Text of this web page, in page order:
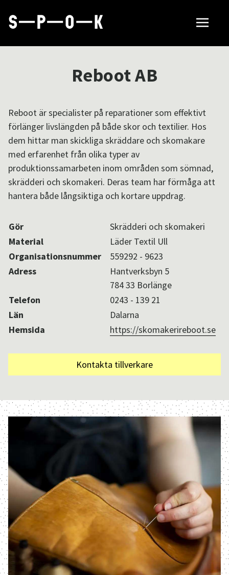
Hubbar
Om SPOK
Aktuellt i SPOK-nätverket
Reboot AB
Reboot är specialister på reparationer som effektivt
förlänger livslängden på både skor och textilier. Hos
dem hittar man skickliga skräddare och skomakare
med erfarenhet från olika typer av
produktionssamarbeten inom områden som sömnad,
skrädderi och skomakeri. Deras team har förmåga att
hantera både långsiktiga och kortare uppdrag.
Gör
Skrädderi och skomakeri
Material
Läder Textil Ull
Organisationsnummer
559292 - 9623
Adress
Hantverksbyn 5
784 33 Borlänge
Telefon
0243 - 139 21
Län
Dalarna
Hemsida
https://skomakerireboot.se
Kontakta tillverkare